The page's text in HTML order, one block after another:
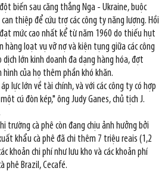
biến sau căng thẳng Nga - Ukraine, buộc
thiệp để cứu trợ các công ty năng lượng. Hồi
mức cao nhất kể từ năm 1960 do thiếu hụt
hàng loạt vụ vỡ nợ và kiện tụng giữa các công
dịch lớn kinh doanh đa dạng hàng hóa, đợt
của họ thêm phần khó khăn.
lực lớn về tài chính, và với các công ty có hợp
cú đòn kép," ông Judy Ganes, chủ tịch J.
trường cà phê còn đang chịu ảnh hưởng bởi
khẩu cà phê đã chi thêm 7 triệu reais (1,2
khoản chi phí như lưu kho và các khoản phí
phê Brazil, Cecafé.